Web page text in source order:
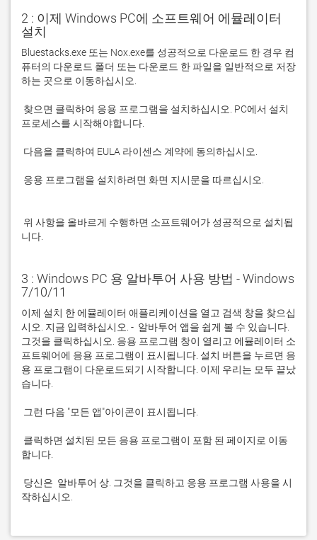
2 : 이제 Windows PC에 소프트웨어 에뮬레이터
설치
Bluestacks.exe 또는 Nox.exe를 성공적으로 다운로드 한 경우 컴
퓨터의 다운로드 폴더 또는 다운로드 한 파일을 일반적으로 저장
니다.
3 : Windows PC 용 알바투어 사용 방법 - Windows
7/10/11
이제 설치 한 에뮬레이터 애플리케이션을 열고 검색 창을 찾으십
시오. 지금 입력하십시오. -  알바투어 앱을 쉽게 볼 수 있습니다.
그것을 클릭하십시오. 응용 프로그램 창이 열리고 에뮬레이터 소
프트웨어에 응용 프로그램이 표시됩니다. 설치 버튼을 누르면 응
용 프로그램이 다운로드되기 시작합니다. 이제 우리는 모두 끝났
작하십시오.